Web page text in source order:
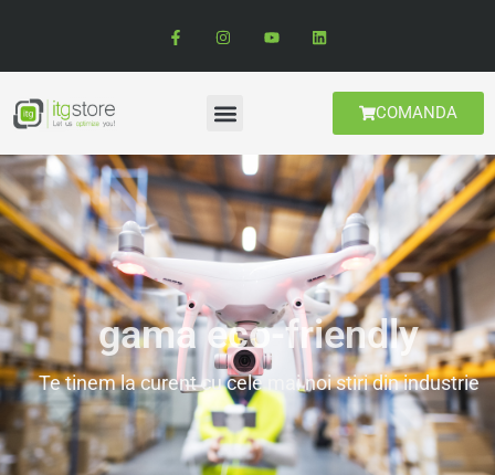
COMANDA
gama eco-friendly
Te tinem la curent cu cele mai noi stiri din industrie